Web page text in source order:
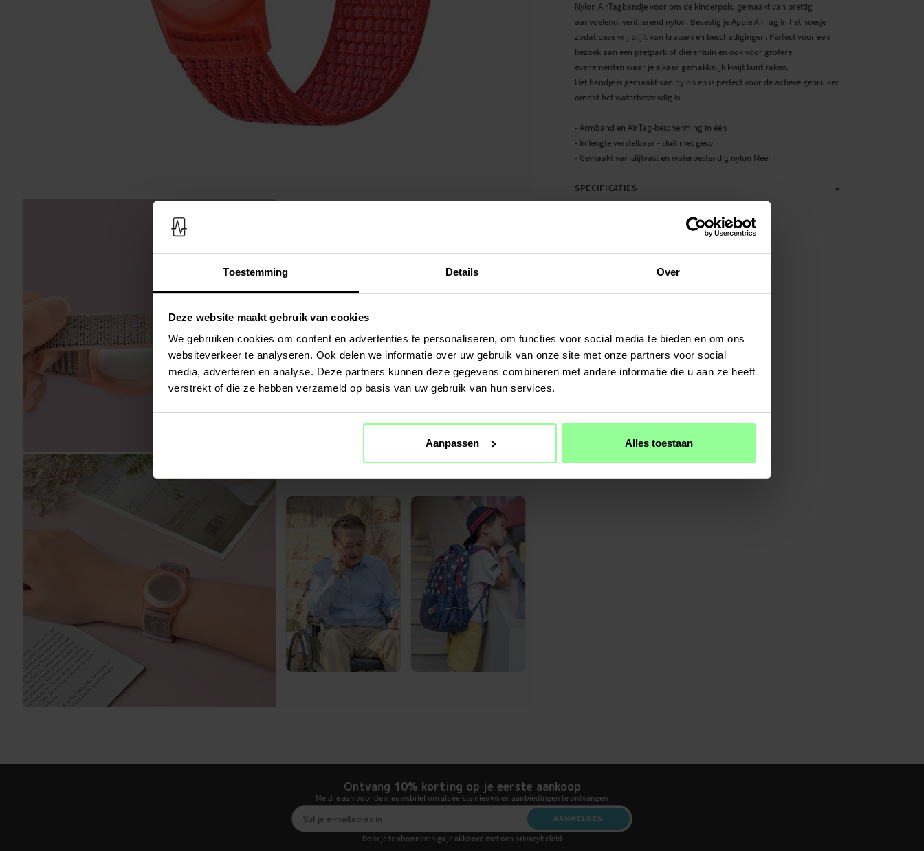
Toestemming Details Over
Deze website maakt gebruik van cookies
We gebruiken cookies om content en advertenties te personaliseren, om functies voor social media te bieden en om ons
websiteverkeer te analyseren. Ook delen we informatie over uw gebruik van onze site met onze partners voor social
media, adverteren en analyse. Deze partners kunnen deze gegevens combineren met andere informatie die u aan ze heeft
verstrekt of die ze hebben verzameld op basis van uw gebruik van hun services.
Aanpassen Alles toestaan
Nylon AirTagbandje voor om de kinderpols, gemaakt van prettig
aanvoelend, ventilerend nylon. Bevestig je Apple AirTag in het hoesje
zodat deze vrij blijft van krassen en beschadigingen. Perfect voor een
bezoek aan een pretpark of dierentuin en ook voor grotere
evenementen waar je elkaar gemakkelijk kwijt kunt raken.
Het bandje is gemaakt van nylon en is perfect voor de actieve gebruiker
omdat het waterbestendig is.
- Armband en AirTag-bescherming in één
- In lengte verstelbaar - sluit met gesp
- Gemaakt van slijtvast en waterbestendig nylon Meer
SPECIFICATIES -
Textiel
Ontvang 10% korting op je eerste aankoop
Meld je aan voor de nieuwsbrief om als eerste nieuws en aanbiedingen te ontvangen
AANMELDEN
Door je te abonneren ga je akkoord met ons privacybeleid